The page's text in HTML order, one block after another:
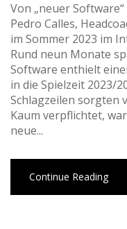
Von „neuer
Pedro Calles,
im Sommer 2023 im
Rund neun Monate
Software enthielt
in die Spielzeit 2023/
Schlagzeilen sorgten
Kaum verpflichtet,
neue...
Continue Reading